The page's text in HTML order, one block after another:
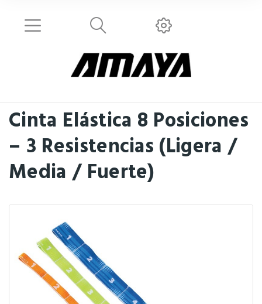
Cinta Elástica 8 Posiciones
– 3 Resistencias (Ligera /
Media / Fuerte)